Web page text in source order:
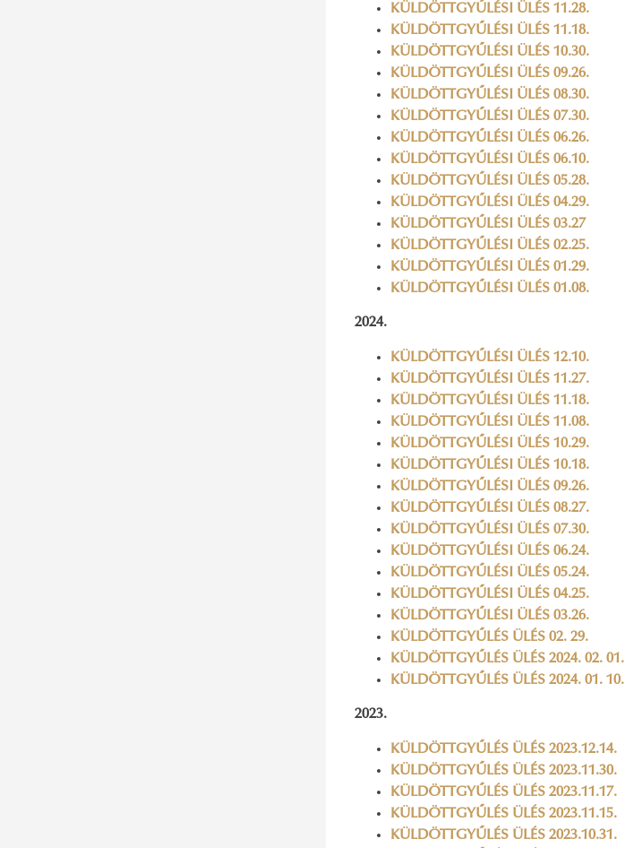
KÜLDÖTTGYŰLÉSI ÜLÉS 11.28.
KÜLDÖTTGYŰLÉSI ÜLÉS 11.18.
KÜLDÖTTGYŰLÉSI ÜLÉS 10.30.
KÜLDÖTTGYŰLÉSI ÜLÉS 09.26.
KÜLDÖTTGYŰLÉSI ÜLÉS 08.30.
KÜLDÖTTGYŰLÉSI ÜLÉS 07.30.
KÜLDÖTTGYŰLÉSI ÜLÉS 06.26.
KÜLDÖTTGYŰLÉSI ÜLÉS 06.10.
KÜLDÖTTGYŰLÉSI ÜLÉS 05.28.
KÜLDÖTTGYŰLÉSI ÜLÉS 04.29.
KÜLDÖTTGYŰLÉSI ÜLÉS 03.27
KÜLDÖTTGYŰLÉSI ÜLÉS 02.25.
KÜLDÖTTGYŰLÉSI ÜLÉS 01.29.
KÜLDÖTTGYŰLÉSI ÜLÉS 01.08.
2024.
KÜLDÖTTGYŰLÉSI ÜLÉS 12.10.
KÜLDÖTTGYŰLÉSI ÜLÉS 11.27.
KÜLDÖTTGYŰLÉSI ÜLÉS 11.18.
KÜLDÖTTGYŰLÉSI ÜLÉS 11.08.
KÜLDÖTTGYŰLÉSI ÜLÉS 10.29.
KÜLDÖTTGYŰLÉSI ÜLÉS 10.18.
KÜLDÖTTGYŰLÉSI ÜLÉS 09.26.
KÜLDÖTTGYŰLÉSI ÜLÉS 08.27.
KÜLDÖTTGYŰLÉSI ÜLÉS 07.30.
KÜLDÖTTGYŰLÉSI ÜLÉS 06.24.
KÜLDÖTTGYŰLÉSI ÜLÉS 05.24.
KÜLDÖTTGYŰLÉSI ÜLÉS 04.25.
KÜLDÖTTGYŰLÉSI ÜLÉS 03.26.
KÜLDÖTTGYŰLÉS ÜLÉS 02. 29.
KÜLDÖTTGYŰLÉS ÜLÉS 2024. 02. 01.
KÜLDÖTTGYŰLÉS ÜLÉS 2024. 01. 10.
2023.
KÜLDÖTTGYŰLÉS ÜLÉS 2023.12.14.
KÜLDÖTTGYŰLÉS ÜLÉS 2023.11.30.
KÜLDÖTTGYŰLÉS ÜLÉS 2023.11.17.
KÜLDÖTTGYŰLÉS ÜLÉS 2023.11.15.
KÜLDÖTTGYŰLÉS ÜLÉS 2023.10.31.